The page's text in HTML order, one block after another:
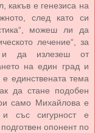
какъв е генезиса на
след като си
можеш ли да
лечение“, за
да излезеш от
на един град и
единствената тема
да стане подобен
само Михайлова е
със сигурност е
опонент по